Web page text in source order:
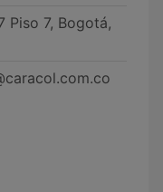
Piso 7, Bogotá,